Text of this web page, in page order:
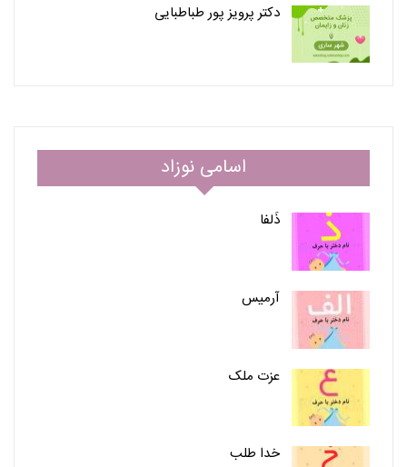
دکتر پرویز پور طباطبایی
اسامی نوزاد
ذَلفا
آرمیس
عزت ملک
خدا طلب